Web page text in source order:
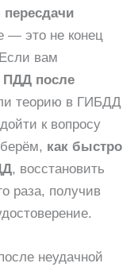
пересдачи
— это не конец
вам
ПДД после
теорию в ГИБДД
к вопросу
как быстро
, восстановить
раза, получив
неудачной